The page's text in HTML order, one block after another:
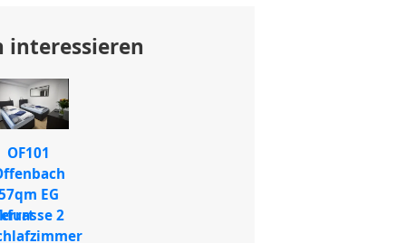
interessieren
OF101
EG
2